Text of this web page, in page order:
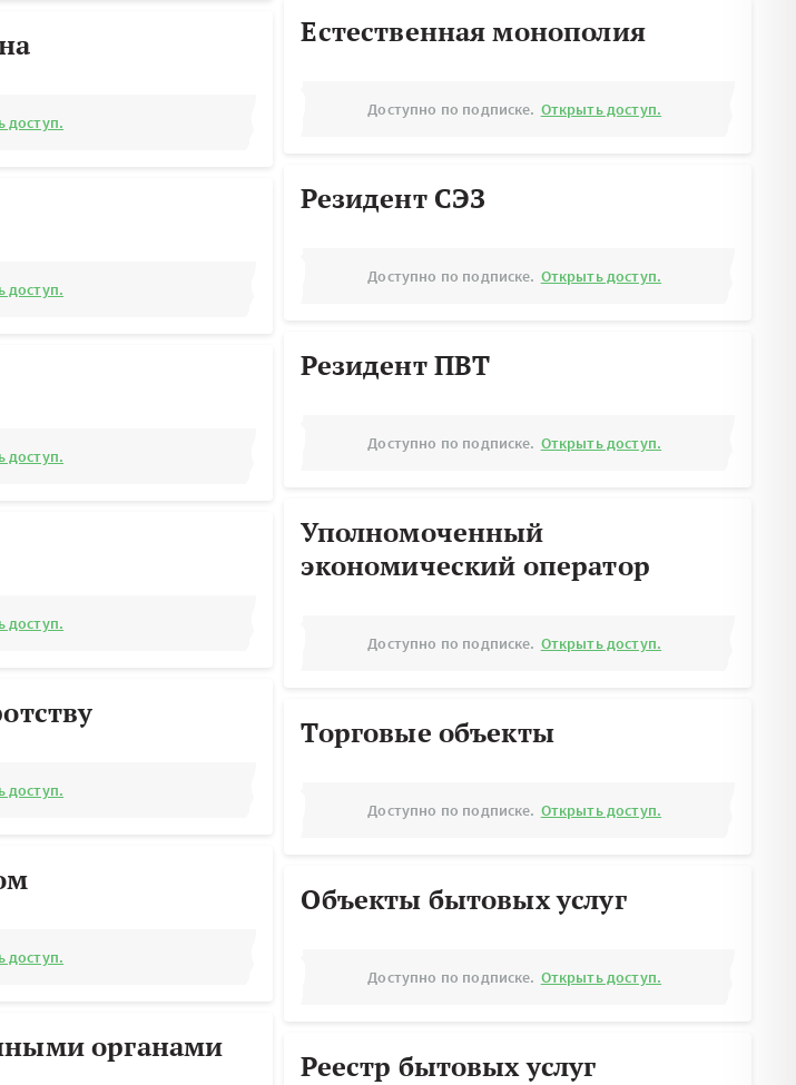
доступ.
доступ.
доступ.
доступ.
доступ.
доступ.
органами
Естественная монополия
Доступно по подписке. Открыть доступ.
Резидент СЭЗ
Доступно по подписке. Открыть доступ.
Резидент ПВТ
Доступно по подписке. Открыть доступ.
Уполномоченный
экономический оператор
Доступно по подписке. Открыть доступ.
Торговые объекты
Доступно по подписке. Открыть доступ.
Объекты бытовых услуг
Доступно по подписке. Открыть доступ.
Реестр бытовых услуг